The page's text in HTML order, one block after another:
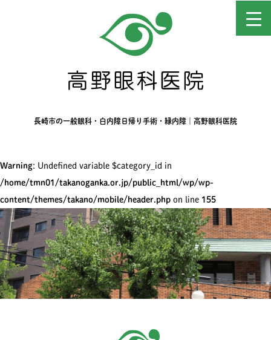
長崎市の一般眼科・白内障日帰り手術・緑内障｜高野眼科医院
Warning: Undefined variable $category_id in
/home/tmn01/takanoganka.or.jp/public_html/wp/wp-
content/themes/takano/mobile/header.php on line 155